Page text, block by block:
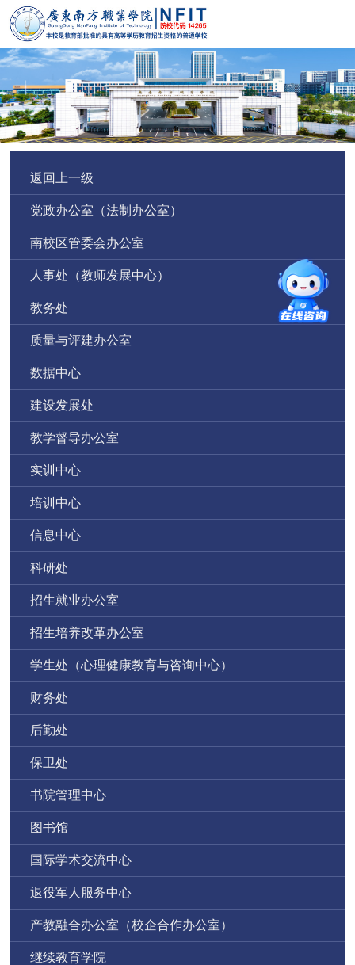
返回上一级
党政办公室（法制办公室）
南校区管委会办公室
人事处（教师发展中心）
教务处
质量与评建办公室
数据中心
建设发展处
教学督导办公室
实训中心
培训中心
信息中心
科研处
招生就业办公室
招生培养改革办公室
学生处（心理健康教育与咨询中心）
财务处
后勤处
保卫处
书院管理中心
图书馆
国际学术交流中心
退役军人服务中心
产教融合办公室（校企合作办公室）
继续教育学院